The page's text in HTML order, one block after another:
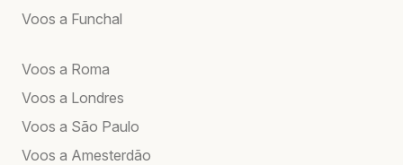
Voos a Funchal
Voos a Roma
Voos a Londres
Voos a São Paulo
Voos a Amesterdão